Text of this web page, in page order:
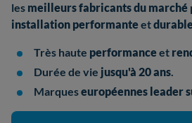
les meilleurs fabricantsdu marché
installation performante etdurable
Très haute performance et
Durée de vie jusqu'à 20 ans.
Marqueseuropéennes leader